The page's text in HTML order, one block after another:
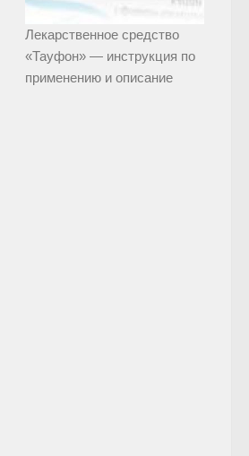
Лекарственное средство
«Тауфон» — инструкция по
применению и описание